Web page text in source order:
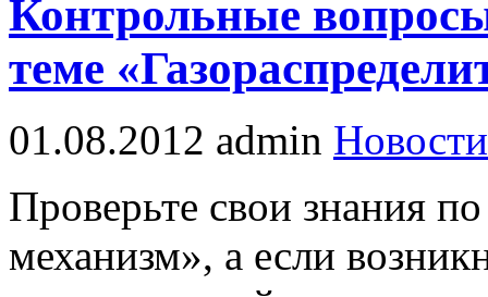
Контрольные
теме
01.08.2012 admin Новости
Проверьте свои знания
механизм», а если